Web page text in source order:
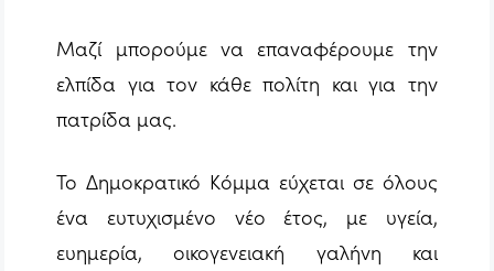
Μαζί μπορούμε να επαναφέρουμε την
ελπίδα για τον κάθε πολίτη και για την
πατρίδα μας.
Το Δημοκρατικό Κόμμα εύχεται σε όλους
ένα ευτυχισμένο νέο έτος, με υγεία,
ευημερία, οικογενειακή γαλήνη και